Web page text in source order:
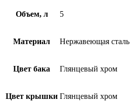
Объем, л 5
Материал Нержавеющая сталь
Цвет бака Глянцевый хром
Цвет крышки Глянцевый хром